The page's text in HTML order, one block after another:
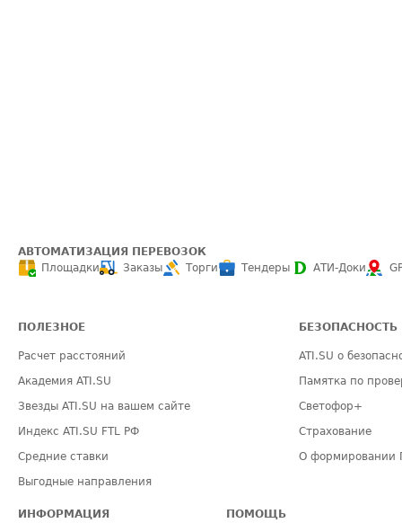
АВТОМАТИЗАЦИЯ ПЕРЕВОЗОК
Площадки
Заказы Торги Тендеры АТИ-Доки
ПОЛЕЗНОЕ
Расчет расстояний
Академия ATI.SU
Звезды ATI.SU на вашем сайте
Индекс ATI.SU FTL РФ
Средние ставки
Выгодные направления
БЕЗОПАСНОСТЬ
ATI.SU о
Памятка по
Светофор+
Страхование
О формировании
ИНФОРМАЦИЯ ПОМОЩЬ